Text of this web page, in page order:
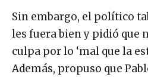
Sin embargo, el político
les fuera bien y pidió que
culpa por lo ‘mal que la
Además, propuso que